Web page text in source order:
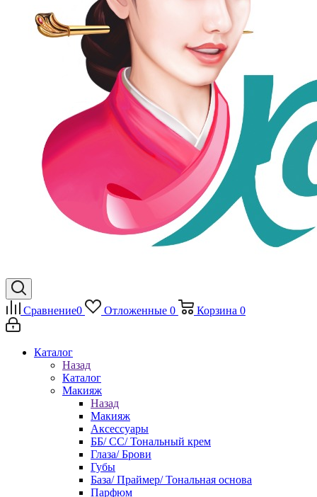
Сравнение0 Отложенные 0 Корзина 0
Каталог
Назад
Каталог
Макияж
Назад
Макияж
Аксессуары
ББ/ СС/ Тональный крем
Глаза/ Брови
Губы
База/ Праймер/ Тональная основа
Парфюм